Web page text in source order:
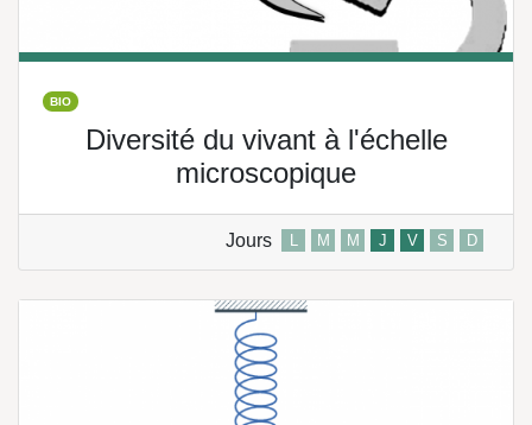
BIO
Diversité du vivant à l'échelle
microscopique
Jours L M M J V S D